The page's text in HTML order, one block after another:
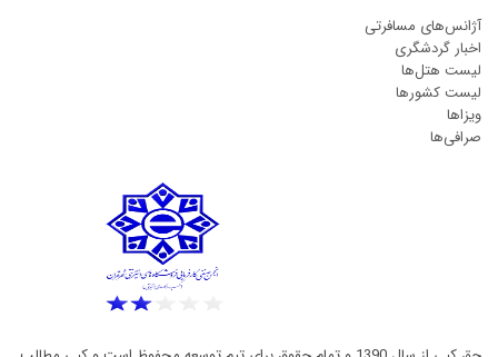
آژانس‌های مسافرتی
اخبار گردشگری
لیست هتل‌ها
لیست کشورها
ویزاها
صرافی‌ها